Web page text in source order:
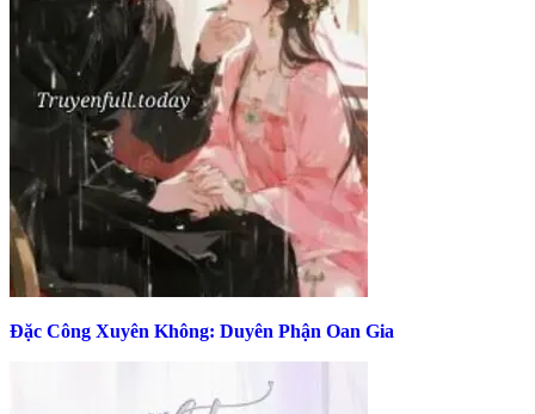
Đặc Công Xuyên Không: Duyên Phận Oan Gia